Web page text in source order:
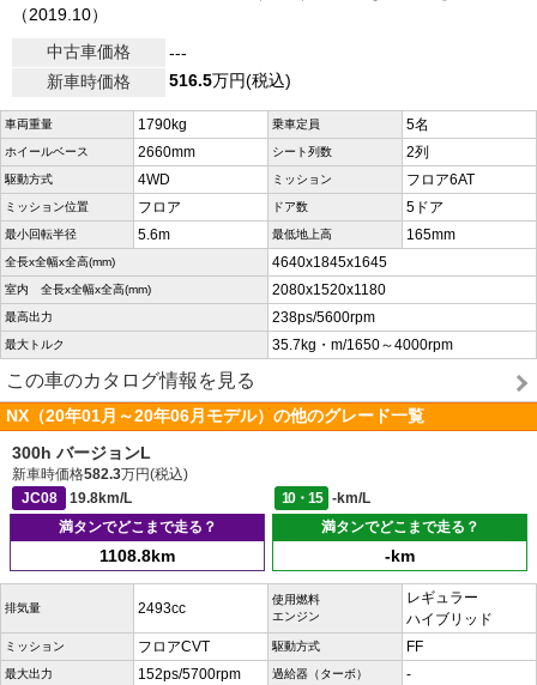
（2019.10）
中古車価格
---
新車時価格
516.5万円(税込)
車両重量 1790kg 乗車定員 5名
ホイールベース 2660mm シート列数 2列
駆動方式 4WD ミッション フロア6AT
ミッション位置 フロア ドア数 5ドア
最小回転半径 5.6m 最低地上高 165mm
全長x全幅x全高(mm) 4640x1845x1645
室内 全長x全幅x全高(mm) 2080x1520x1180
最高出力 238ps/5600rpm
最大トルク 35.7kg・m/1650～4000rpm
この車のカタログ情報を見る
NX（20年01月～20年06月モデル）の他のグレード一覧
300h バージョンL
新車時価格582.3万円(税込)
JC08
19.8km/L 10・15
-km/L
満タンでどこまで走る？
1108.8km
満タンでどこまで走る？
-km
排気量 2493cc
使用燃料
エンジン
レギュラー
ハイブリッド
ミッション フロアCVT 駆動方式 FF
最大出力 152ps/5700rpm 過給器（ターボ） -